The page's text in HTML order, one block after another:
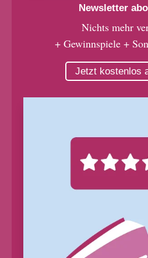
Newsletter
Nichts mehr
+ Gewinnspiele +
Jetzt kostenlos